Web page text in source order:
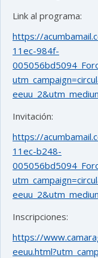
Link al programa:
https://
11ec-984f-
Invitación:
https://
11ec-b248-
Inscripciones:
https://